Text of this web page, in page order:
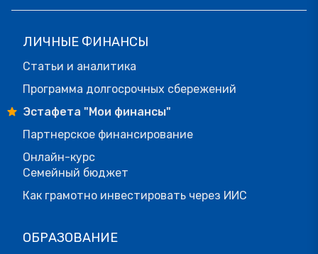
ЛИЧНЫЕ ФИНАНСЫ
Статьи и аналитика
Программа долгосрочных сбережений
Эстафета "Мои финансы"
Партнерское финансирование
Онлайн-курс
Семейный бюджет
Как грамотно инвестировать через ИИС
ОБРАЗОВАНИЕ